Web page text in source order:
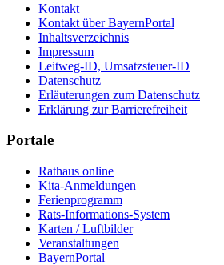
Kontakt
Kontakt über BayernPortal
Inhaltsverzeichnis
Impressum
Leitweg-ID, Umsatzsteuer-ID
Datenschutz
Erläuterungen zum Datenschutz
Erklärung zur Barrierefreiheit
Portale
Rathaus online
Kita-Anmeldungen
Ferienprogramm
Rats-Informations-System
Karten / Luftbilder
Veranstaltungen
BayernPortal